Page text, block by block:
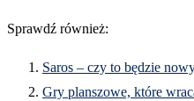
Sprawdź również:
Saros – czy to będzie
Gry planszowe, które